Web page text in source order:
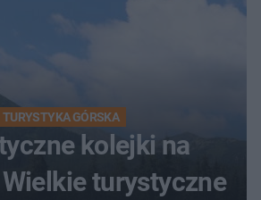
TURYSTYKA GÓRSKA
kolejki na
turystyczne